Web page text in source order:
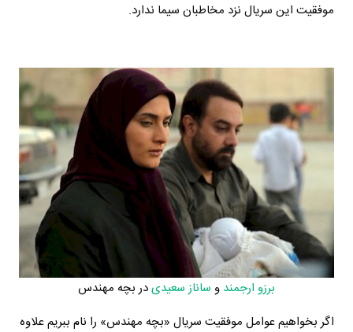
موفقیت این سریال نزد مخاطبان سیما ندارد.
برزو ارجمند و ساناز سعیدیدر بچه مهندس
اگر بخواهیم عوامل موفقیت سریال «بچه مهندس» را نام ببریم علاوه